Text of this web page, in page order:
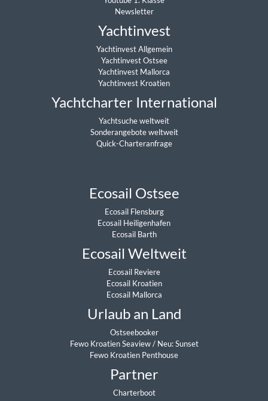
Newsletter
Yachtinvest
Yachtinvest Allgemein
Yachtinvest Ostsee
Yachtinvest Mallorca
Yachtinvest Kroatien
Yachtcharter International
Yachtsuche weltweit
Sonderangebote weltweit
Quick-Charteranfrage
Ecosail Ostsee
Ecosail Flensburg
Ecosail Heiligenhafen
Ecosail Barth
Ecosail Weltweit
Ecosail Reviere
Ecosail Kroatien
Ecosail Mallorca
Urlaub an Land
Ostseebooker
Fewo Kroatien Seaview/ Neu: Sunset
Fewo Kroatien Penthouse
Partner
Charterboot